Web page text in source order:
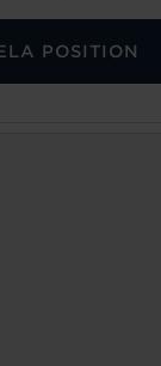
POSITION